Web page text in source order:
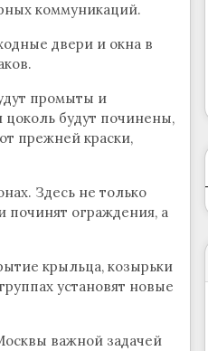
коммуникаций.
двери и окна в
промыты и
будут починены,
прежней краски,
Здесь не только
починят ограждения, а
крыльца, козырьки
установят новые
важной задачей